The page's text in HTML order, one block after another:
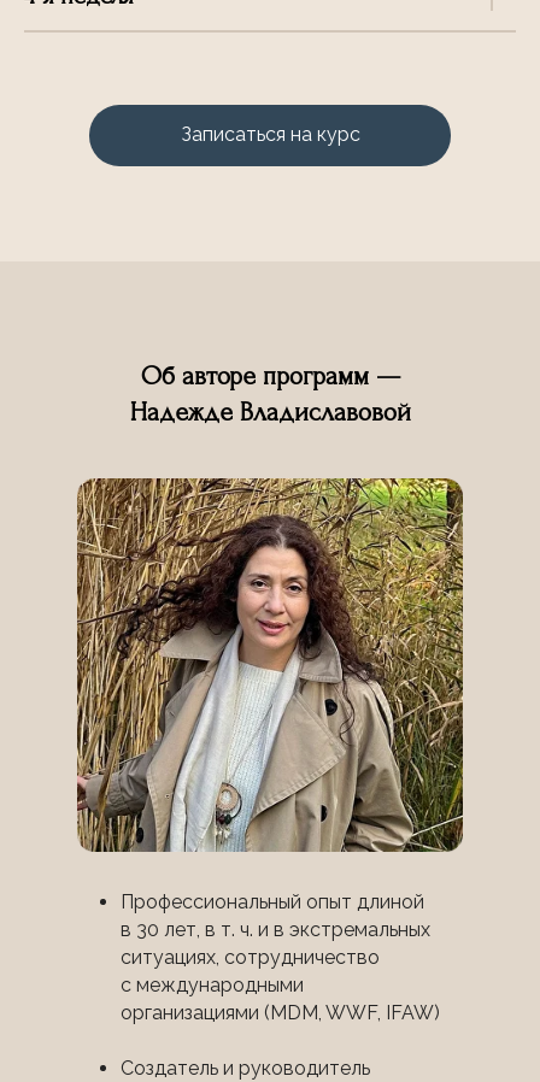
Записаться на курс
Об авторе программ —
Надежде Владиславовой
Профессиональный опыт длиной
в 30 лет, в т. ч. и в экстремальных
ситуациях, сотрудничество
с международными
организациями (MDM, WWF, IFAW)
Создатель и руководитель